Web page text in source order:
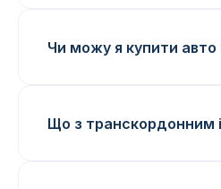
Чи можу я купити авто
Що з транскордонним